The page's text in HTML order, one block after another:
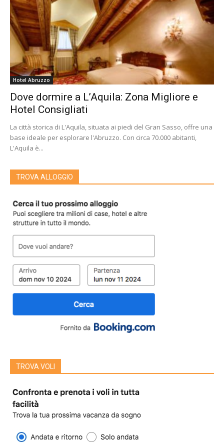
Hotel Abruzzo
Dove dormire a L’Aquila: Zona Migliore e
Hotel Consigliati
La città storica di L'Aquila, situata ai piedi del Gran Sasso, offre una
base ideale per esplorare l'Abruzzo. Con circa 70.000 abitanti,
L'Aquila è...
TROVA ALLOGGIO
TROVA VOLI